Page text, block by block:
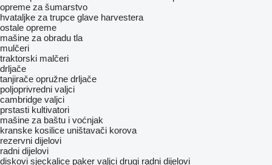
opreme za šumarstvo
hvataljke za trupce glave harvestera
ostale opreme
mašine za obradu tla
mulčeri
traktorski malčeri
drljače
tanjirače opružne drljače
poljoprivredni valjci
cambridge valjci
prstasti kultivatori
mašine za baštu i voćnjak
kranske kosilice uništavači korova
rezervni dijelovi
radni dijelovi
diskovi sјeckalicе paker valjci drugi radni dijelovi